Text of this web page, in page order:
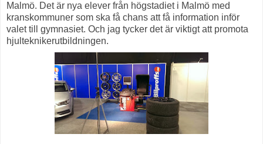
Malmö. Det är nya elever från högstadiet i Malmö med
kranskommuner som ska få chans att få information inför
valet till gymnasiet. Och jag tycker det är viktigt att promota
hjulteknikerutbildningen.